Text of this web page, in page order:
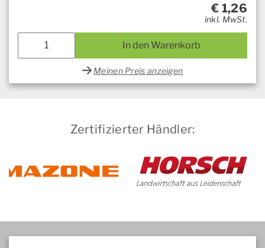
€ 1,26
inkl. MwSt.
In den Warenkorb
Meinen Preis anzeigen
Zertifizierter Händler: